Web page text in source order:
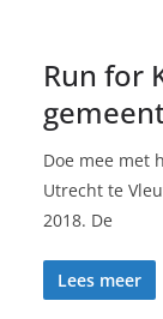
Run for
Doe mee met
Utrecht te
2018. De
Lees meer